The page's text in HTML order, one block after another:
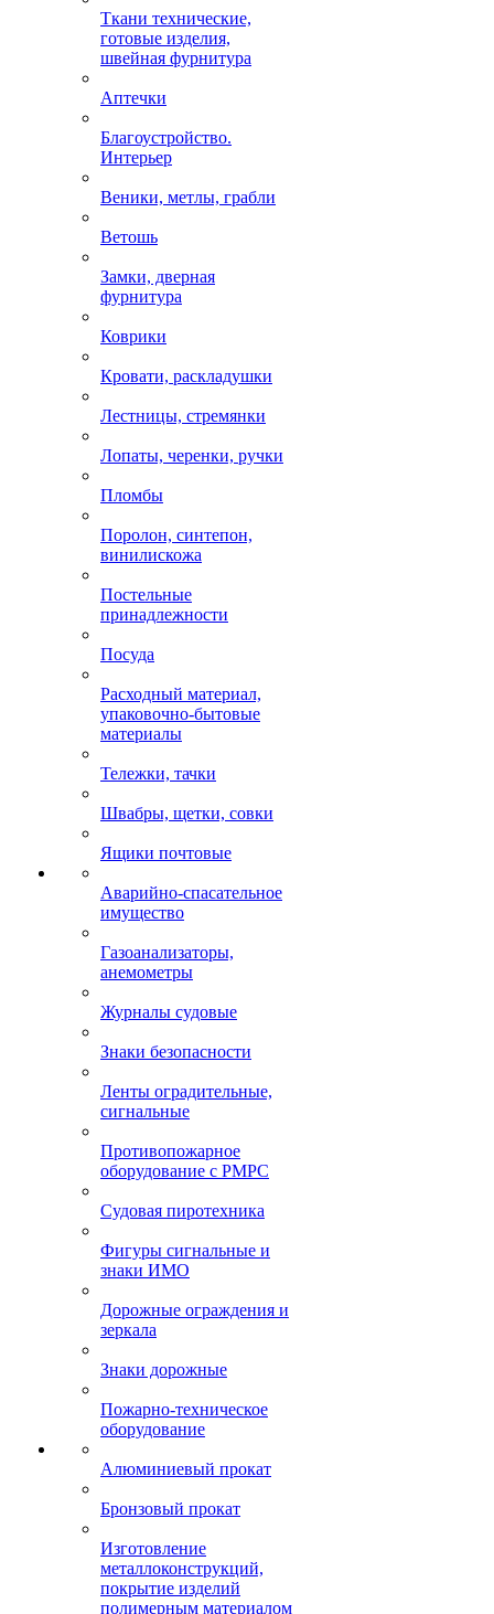
Ткани технические,
готовые изделия,
швейная фурнитура
Аптечки
Благоустройство.
Интерьер
Веники, метлы, грабли
Ветошь
Замки, дверная
фурнитура
Коврики
Кровати, раскладушки
Лестницы, стремянки
Лопаты, черенки, ручки
Пломбы
Поролон, синтепон,
винилискожа
Постельные
принадлежности
Посуда
Расходный материал,
упаковочно-бытовые
материалы
Тележки, тачки
Швабры, щетки, совки
Ящики почтовые
Аварийно-спасательное
имущество
Газоанализаторы,
анемометры
Журналы судовые
Знаки безопасности
Ленты оградительные,
сигнальные
Противопожарное
оборудование с РМРС
Судовая пиротехника
Фигуры сигнальные и
знаки ИМО
Дорожные ограждения и
зеркала
Знаки дорожные
Пожарно-техническое
оборудование
Алюминиевый прокат
Бронзовый прокат
Изготовление
металлоконструкций,
покрытие изделий
полимерным материалом